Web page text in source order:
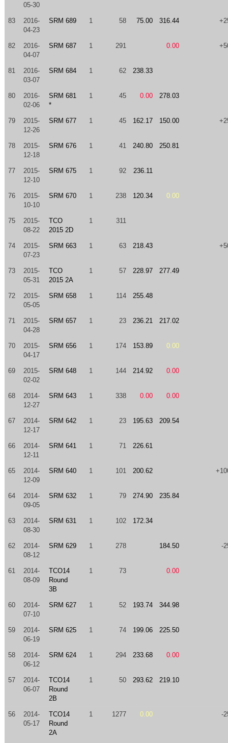
05-30
83
2016-
04-23
SRM 689 1 58 75.00 316.44
82
2016-
04-07
SRM 687 1 291 0.00
81
2016-
03-07
SRM 684 1 62 238.33
80
2016-
02-06
SRM 681
*
1 45 0.00 278.03
79
2015-
12-26
SRM 677 1 45 162.17 150.00
78
2015-
12-18
SRM 676 1 41 240.80 250.81
77
2015-
12-10
SRM 675 1 92 236.11
76
2015-
10-10
SRM 670 1 238 120.34 0.00
75
2015-
08-22
TCO
2015 2D
1 311
74
2015-
07-23
SRM 663 1 63 218.43
73
2015-
05-31
TCO
2015 2A
1 57 228.97 277.49
72
2015-
05-05
SRM 658 1 114 255.48
71
2015-
04-28
SRM 657 1 23 236.21 217.02
70
2015-
04-17
SRM 656 1 174 153.89 0.00
69
2015-
02-02
SRM 648 1 144 214.92 0.00
68
2014-
12-27
SRM 643 1 338 0.00 0.00
67
2014-
12-17
SRM 642 1 23 195.63 209.54
66
2014-
12-11
SRM 641 1 71 226.61
65
2014-
12-09
SRM 640 1 101 200.62
64
2014-
09-05
SRM 632 1 79 274.90 235.84
63
2014-
08-30
SRM 631 1 102 172.34
62
2014-
08-12
SRM 629 1 278 184.50 -
61
2014-
08-09
TCO14
Round
3B
1 73 0.00
60
2014-
07-10
SRM 627 1 52 193.74 344.98
59
2014-
06-19
SRM 625 1 74 199.06 225.50
58
2014-
06-12
SRM 624 1 294 233.68 0.00
57
2014-
06-07
TCO14
Round
2B
1 50 293.62 219.10
56
2014-
05-17
TCO14
Round
2A
1 1277 0.00 -